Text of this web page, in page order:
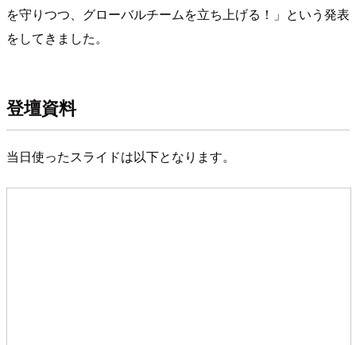
を守りつつ、グローバルチームを立ち上げる！」という発表
をしてきました。
登壇資料
当日使ったスライドは以下となります。